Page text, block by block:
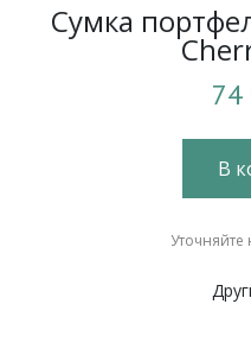
Сумка
74
В
Уточняйте